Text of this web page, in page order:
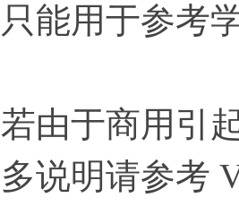
只能用于参考
若由于商用引
多说明请参考